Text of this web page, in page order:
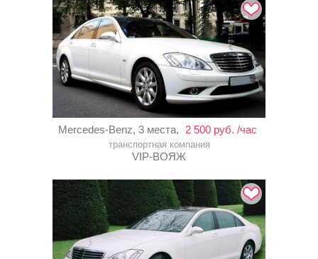
Mercedes-Benz, 3 места, 2 500 руб. /час
транспортная компания
VIP-ВОЯЖ